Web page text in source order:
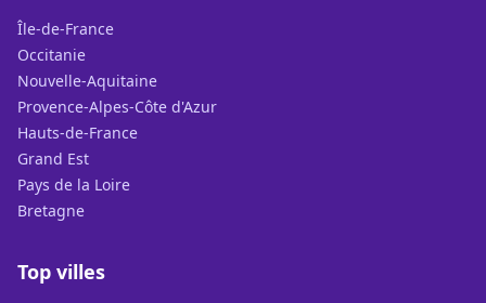
Île-de-France
Occitanie
Nouvelle-Aquitaine
Provence-Alpes-Côte d'Azur
Hauts-de-France
Grand Est
Pays de la Loire
Bretagne
Top villes